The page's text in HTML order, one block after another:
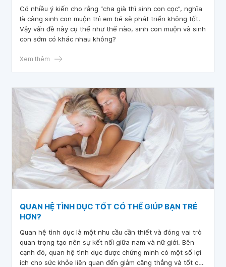
Có nhiều ý kiến cho rằng “cha già thì sinh con cọc”, nghĩa
là càng sinh con muộn thì em bé sẽ phát triển không tốt.
Vậy vấn đề này cụ thể như thế nào, sinh con muộn và sinh
con sớm có khác nhau không?
Xem thêm
QUAN HỆ TÌNH DỤC TỐT CÓ THỂ GIÚP BẠN TRẺ
HƠN?
Quan hệ tình dục là một nhu cầu cần thiết và đóng vai trò
quan trọng tạo nên sự kết nối giữa nam và nữ giới. Bên
cạnh đó, quan hệ tình dục được chứng minh có một số lợi
ích cho sức khỏe liên quan đến giảm căng thẳng và tốt cho